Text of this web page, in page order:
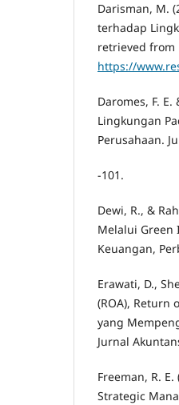
Darisman, M.
terhadap
retrieved from
https://
Daromes, F.
Lingkungan
Perusahaan.
-101.
Dewi, R., &
Melalui Green
Keuangan,
Erawati, D.,
(ROA), Return
yang
Jurnal
Freeman, R.
Strategic